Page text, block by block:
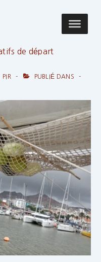
Main
de départ
PIR
PUBLIÉ DANS